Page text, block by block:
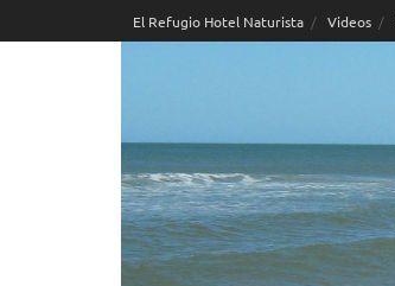
to
El Refugio Hotel Naturista Videos